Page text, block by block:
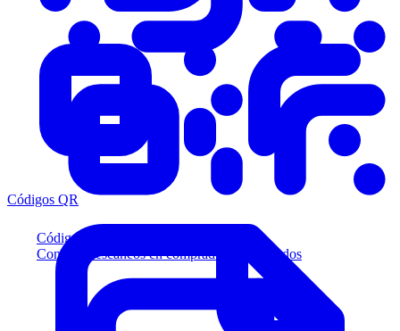
Códigos QR
Convierta escaneos en compradores calificados
Códigos QR